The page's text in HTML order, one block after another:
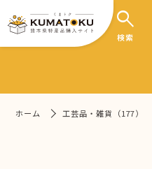
search
検索
ホーム 工芸品・雑貨（177）